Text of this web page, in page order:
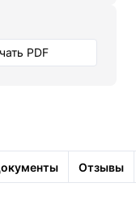
PDF
Отзывы